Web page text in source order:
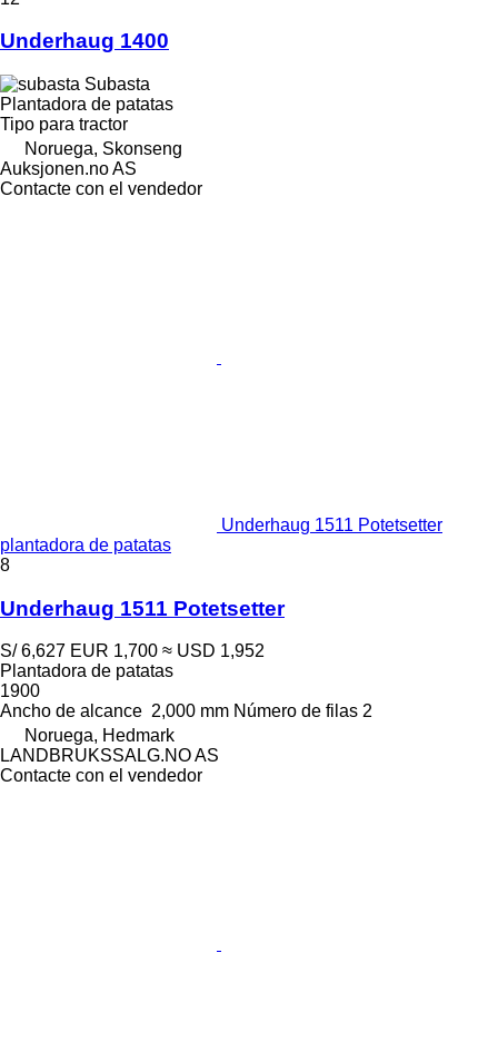
Underhaug 1400
Subasta
Plantadora de patatas
Tipo para tractor
Noruega, Skonseng
Auksjonen.no AS
Contacte con el vendedor
Underhaug 1511 Potetsetter
plantadora de patatas
8
Underhaug 1511 Potetsetter
S/ 6,627 EUR 1,700 ≈ USD 1,952
Plantadora de patatas
1900
Ancho de alcance 2,000 mm Número de filas 2
Noruega, Hedmark
LANDBRUKSSALG.NO AS
Contacte con el vendedor